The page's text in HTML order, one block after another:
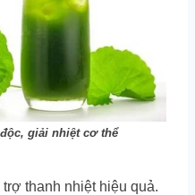
giải nhiệt cơ thể
thanh nhiệt hiệu quả.